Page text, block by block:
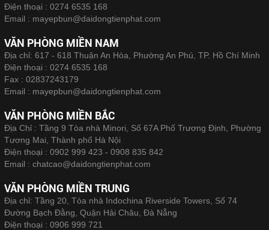
Điện thoại : 0274 6535 168
Email : mayepbun@daidongtienphat.com
VĂN PHÒNG MIỀN NAM
Địa chỉ: 617 - 618 Thuận An Hòa, Phường An Phú, TP. Hồ Chí Minh
Điện thoại : 0274 6535 168
Fax : 02837243179
Email : mayepbun@daidongtienphat.com
VĂN PHÒNG MIỀN BẮC
Địa Chỉ : Tầng 9 Tòa nhà Minori, Số 67A Phố Trương Định, Phường
Tương Mai, Thành phố Hà Nội
Điện thoại : 0902 999 423 - 0908 835 842
Email : chatcao@daidongtienphat.com
VĂN PHÒNG MIỀN TRUNG
Địa chỉ: Tầng 20, Tòa nhà Indochina Riverside Towers, Số 74
Đường Bạch Đằng, Quận Hải Châu, Đà Nẵng
Điện thoại : 0906 999 721